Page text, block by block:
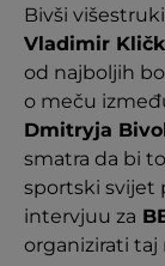
Bivši
Vladimir
od najboljih
o meču
Dmitryja
smatra da bi
sportski svijet
intervjuu za
organizirati taj